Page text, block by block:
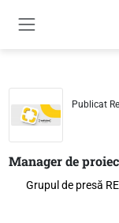
Publicat
Manager de
Grupul de presă